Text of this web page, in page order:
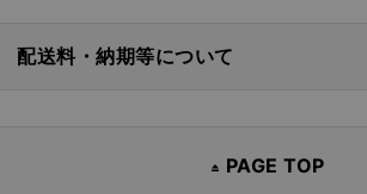
配送料・納期等について
PAGE TOP